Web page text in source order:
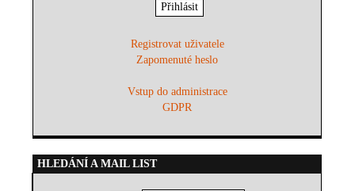
Registrovat uživatele
Zapomenuté heslo
Vstup do administrace
GDPR
HLEDÁNÍ A MAIL LIST